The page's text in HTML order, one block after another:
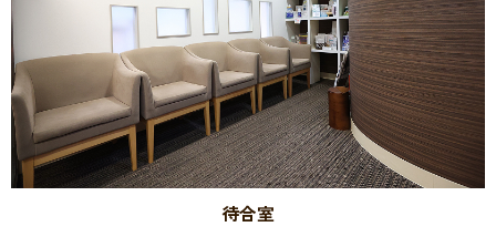
待合室